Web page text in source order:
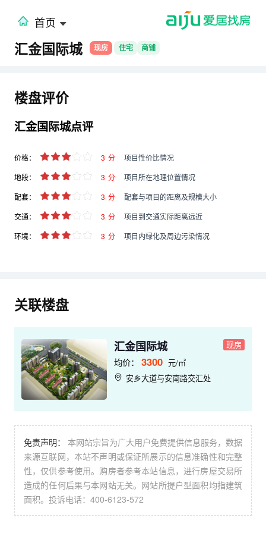
首页
汇金国际城 现房 住宅 商铺
楼盘评价
汇金国际城点评
价格： 3 分
项目性价比情况
地段：
3 分
项目所在地理位置情况
配套：
3 分
配套与项目的距离及规模大小
交通：
3 分
项目到交通实际距离远近
环境：
3 分 项目内绿化及周边污染情况
关联楼盘
汇金国际城
均价： 3300 元/㎡
安乡大道与安南路交汇处
现房
免责声明：
本网站宗旨为广大用户免费提供信息服务，数据
来源互联网，本站不声明或保证所展示的信息准确性和完整
性，仅供参考使用。购房者参考本站信息，进行房屋交易所
造成的任何后果与本网站无关。网站所提户型面积均指建筑
面积。投诉电话：400-6123-572